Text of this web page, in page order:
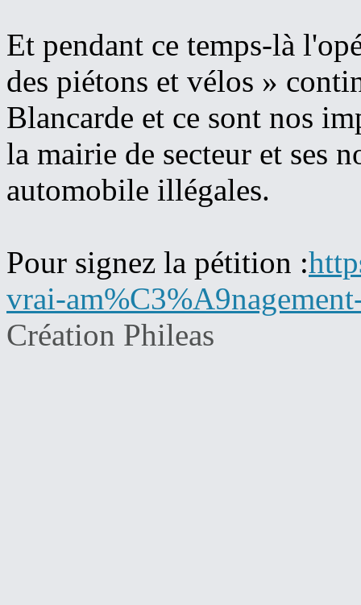
Et pendant ce temps-là
des piétons et vélos »
Blancarde et ce sont nos
la mairie de secteur et ses
automobile illégales.
Pour signez la pétition :
vrai-
Création Phileas